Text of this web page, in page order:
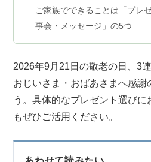
ご家族でできることは「プレ
事会・メッセージ」の5つ
2026年9月21日の敬老の日、3
おじいさま・おばあさまへ感謝
う。具体的なプレゼント選び
もぜひご活用ください。